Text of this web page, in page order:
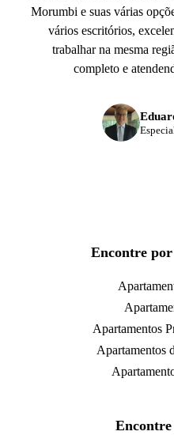
Morumbi e suas várias
vários escritórios,
trabalhar na mesma
completo e
Encontre
Apartamentos
Apartamentos